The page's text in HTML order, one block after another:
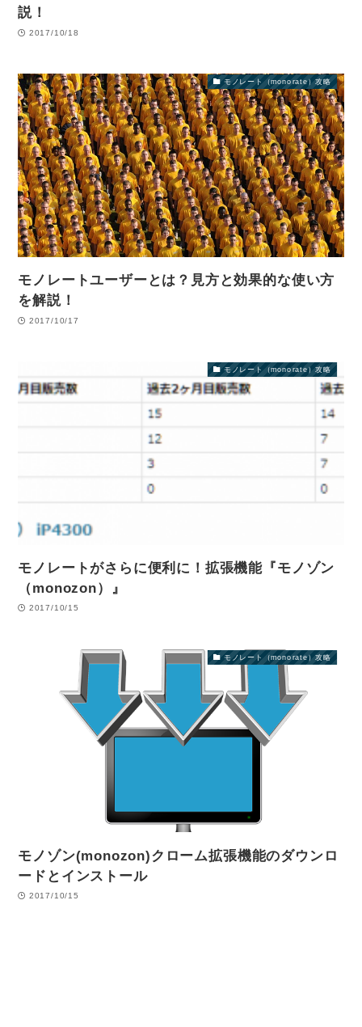
説！
2017/10/18
モノレート（monorate）攻略
モノレートユーザーとは？見方と効果的な使い方
を解説！
2017/10/17
モノレート（monorate）攻略
モノレートがさらに便利に！拡張機能『モノゾン
（monozon）』
2017/10/15
モノレート（monorate）攻略
モノゾン(monozon)クローム拡張機能のダウンロ
ードとインストール
2017/10/15